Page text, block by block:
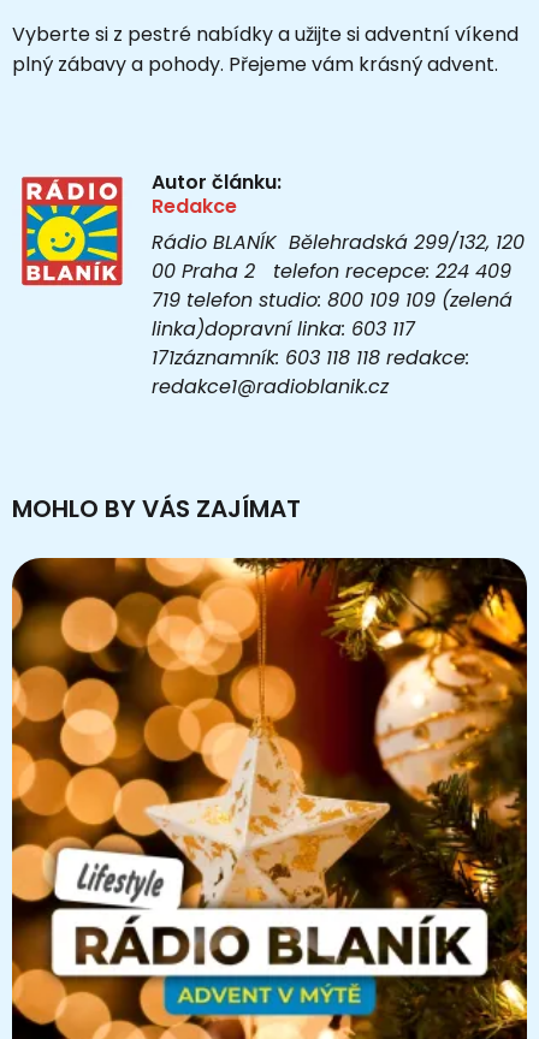
Vyberte si z pestré nabídky a užijte si adventní víkend
plný zábavy a pohody. Přejeme vám krásný advent.
Autor článku:
Redakce
Rádio BLANÍK Bělehradská 299/132, 120
00 Praha 2 telefon recepce: 224 409
719 telefon studio: 800 109 109 (zelená
linka)dopravní linka: 603 117
171záznamník: 603 118 118 redakce:
redakce1@radioblanik.cz
MOHLO BY VÁS ZAJÍMAT